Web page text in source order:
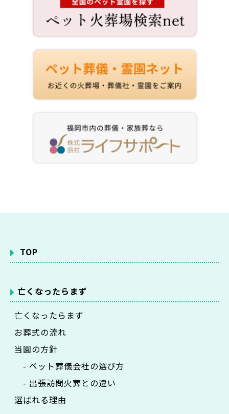
TOP
亡くなったらまず
亡くなったらまず
お葬式の流れ
当園の方針
- ペット葬儀会社の選び方
- 出張訪問火葬との違い
選ばれる理由